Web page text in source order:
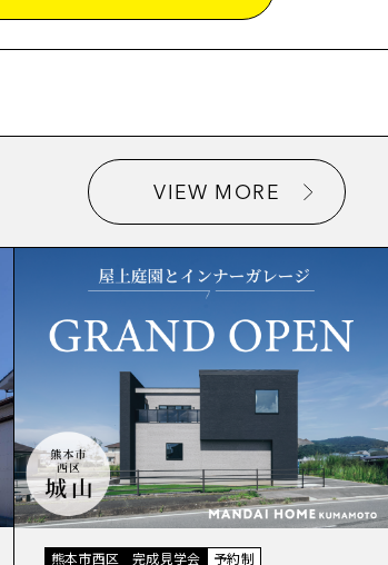
VIEW MORE
熊本市西区 完成見学会 予約制